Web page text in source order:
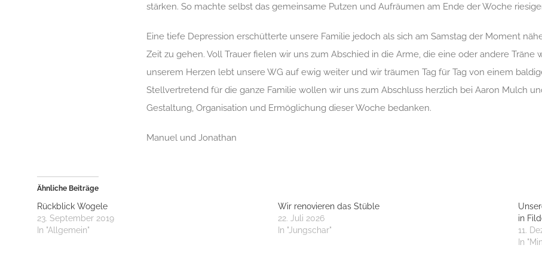
stärken. So machte selbst das gemeinsame Putzen und Aufräumen am Ende der Woche
Eine tiefe Depression erschütterte unsere Familie jedoch als sich am Samstag der Moment
Zeit zu gehen. Voll Trauer fielen wir uns zum Abschied in die Arme, die eine oder andere Träne
unserem Herzen lebt unsere WG auf ewig weiter und wir träumen Tag für Tag von einem
Stellvertretend für die ganze Familie wollen wir uns zum Abschluss herzlich bei Aaron Mulch
Gestaltung, Organisation und Ermöglichung dieser Woche bedanken.
Manuel und Jonathan
Ähnliche Beiträge
Rückblick Wogele
23. September 2019
In "Allgemein"
Wir renovieren das Stüble
22. Juli 2026
In "Jungschar"
in
11.
In